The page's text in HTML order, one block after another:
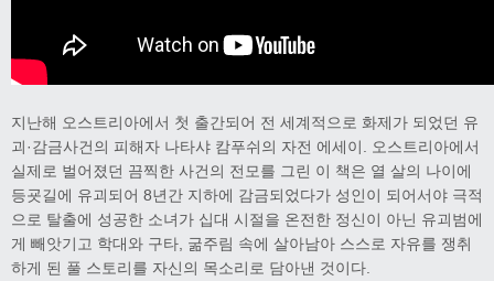
지난해 오스트리아에서 첫 출간되어 전 세계적으로 화제가 되었던 유
괴·감금사건의 피해자 나타샤 캄푸쉬의 자전 에세이. 오스트리아에서
실제로 벌어졌던 끔찍한 사건의 전모를 그린 이 책은 열 살의 나이에
등굣길에 유괴되어 8년간 지하에 감금되었다가 성인이 되어서야 극적
으로 탈출에 성공한 소녀가 십대 시절을 온전한 정신이 아닌 유괴범에
게 빼앗기고 학대와 구타, 굶주림 속에 살아남아 스스로 자유를 쟁취
하게 된 풀 스토리를 자신의 목소리로 담아낸 것이다.